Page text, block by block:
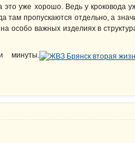
это уже хорошо. Ведь у кроковода
там пропускаются отдельно, а
особо важных изделиях в
минуты.